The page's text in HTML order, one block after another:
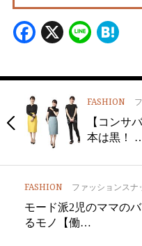
Facebook
X Line
FASHION
【コンサ
本は黒！
FASHION ファッションスナ
モード派2児のママの
るモノ【働…